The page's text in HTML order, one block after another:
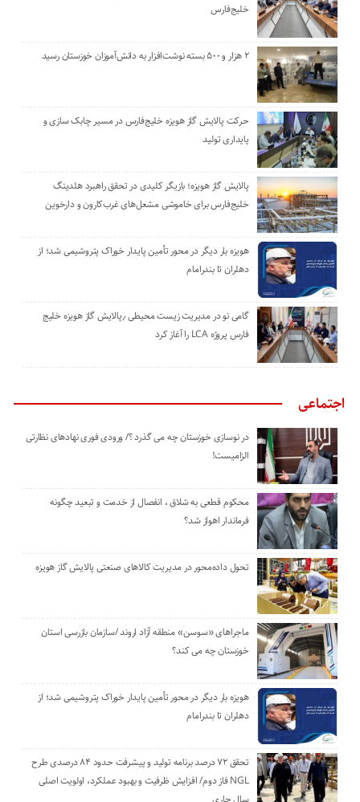
خلیج‌فارس
۲ هزار و ۵۰۰ بسته نوشت‌افزار به دانش‌آموزان خوزستان رسید
حرکت پالایش گاز هویزه خلیج‌فارس در مسیر چابک سازی و
پایداری تولید
پالایش گاز هویزه؛ بازیگر کلیدی در تحقق راهبرد هلدینگ
خلیج‌فارس برای خاموشی مشعل‌های غرب‌کارون و دارخوین
هویزه بار دیگر در محور تأمین پایدار خوراک پتروشیمی شد؛ از
دهلران تا بندرامام
گامی نو در مدیریت زیست ‌محیطی ٫پالایش گاز هویزه خلیج
‌فارس پروژه LCA را آغاز کرد
اجتماعی
در نوسازی خوزستان چه می گذرد ؟/ ورودی فوری نهادهای نظارتی
الزامیست!
محکوم قطعی به شلاق ، انفصال از خدمت و تبعید چگونه
فرماندار اهواز شد؟
تحول داده‌محور در مدیریت کالاهای صنعتی پالایش گاز هویزه
ماجراهای «سوسن» منطقه آزاد اروند /سازمان بازرسی استان
خوزستان چه می کند؟
هویزه بار دیگر در محور تأمین پایدار خوراک پتروشیمی شد؛ از
دهلران تا بندرامام
تحقق ۷۲ درصد برنامه تولید و پیشرفت حدود ۸۴ درصدی طرح
NGL فاز دوم/ افزایش ظرفیت و بهبود عملکرد، اولویت اصلی
سال جاری